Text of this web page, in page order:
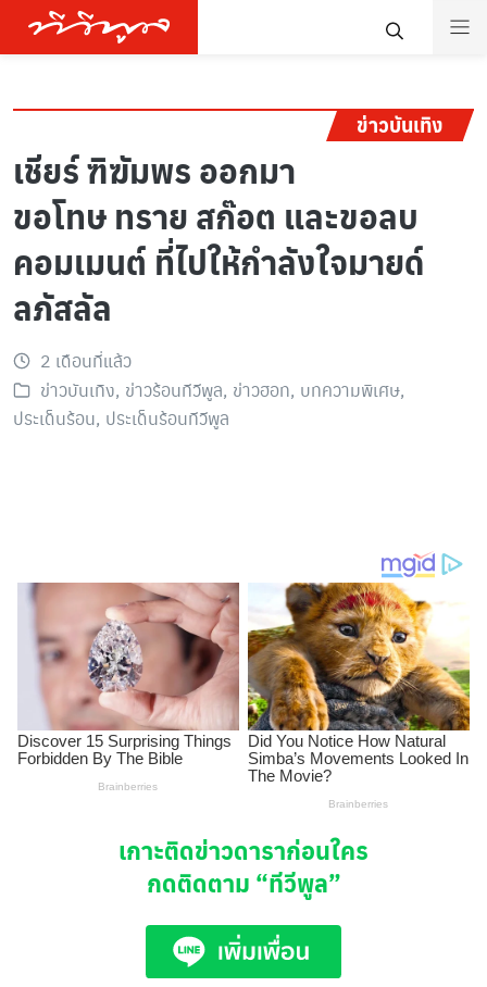
ข่าวบันเทิง
เชียร์ ฑิฆัมพร ออกมา
ขอโทษ ทราย สก๊อต และขอลบ
คอมเมนต์ ที่ไปให้กำลังใจมายด์
ลภัสลัล
2 เดือนที่แล้ว
ข่าวบันเทิง, ข่าวร้อนทีวีพูล, ข่าวฮอท, บทความพิเศษ,
ประเด็นร้อน, ประเด็นร้อนทีวีพูล
เกาะติดข่าวดาราก่อนใคร
กดติดตาม “ทีวีพูล”